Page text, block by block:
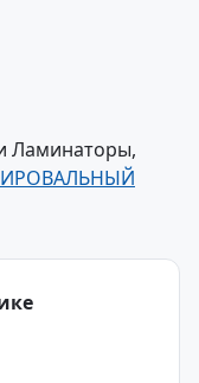
Ламинаторы,